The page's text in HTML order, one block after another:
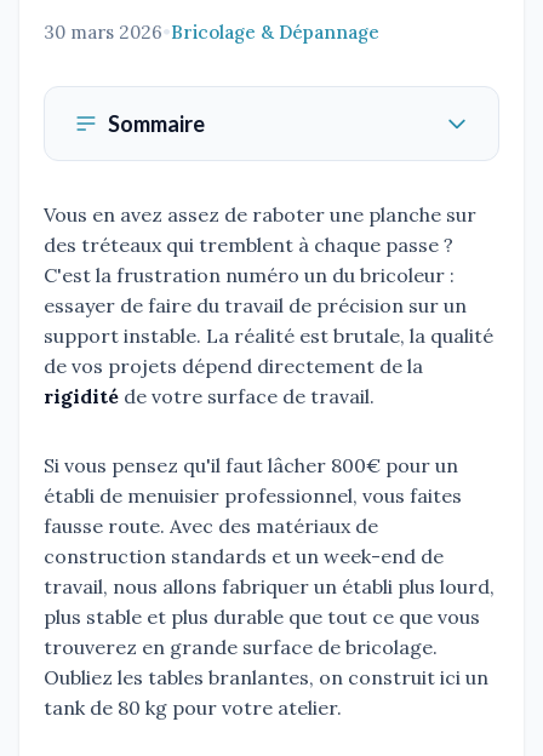
30 mars 2026•Bricolage & Dépannage
Sommaire
Vous en avez assez de raboter une planche sur
des tréteaux qui tremblent à chaque passe ?
C'est la frustration numéro un du bricoleur :
essayer de faire du travail de précision sur un
support instable. La réalité est brutale, la qualité
de vos projets dépend directement de la
rigidité de votre surface de travail.
Si vous pensez qu'il faut lâcher 800€ pour un
établi de menuisier professionnel, vous faites
fausse route. Avec des matériaux de
construction standards et un week-end de
travail, nous allons fabriquer un établi plus lourd,
plus stable et plus durable que tout ce que vous
trouverez en grande surface de bricolage.
Oubliez les tables branlantes, on construit ici un
tank de 80 kg pour votre atelier.